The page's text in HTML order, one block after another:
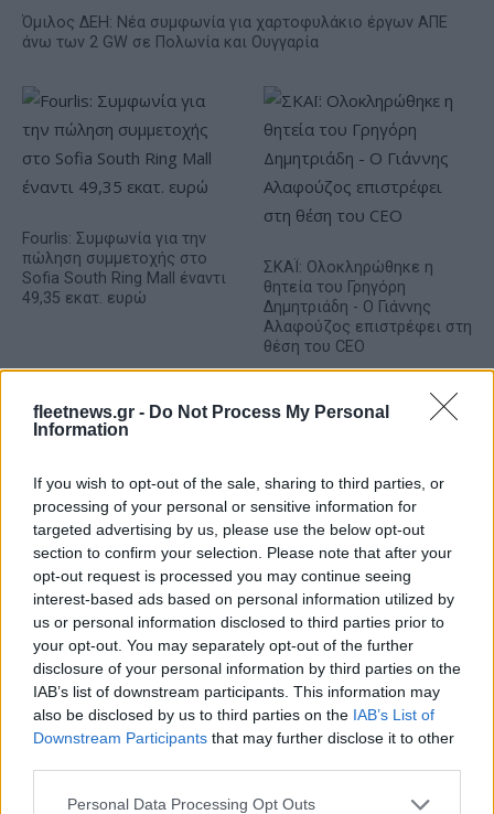
fleetnews.gr - Do Not Process My Personal
Information
If you wish to opt-out of the sale, sharing to third parties, or
processing of your personal or sensitive information for
targeted advertising by us, please use the below opt-out
section to confirm your selection. Please note that after your
opt-out request is processed you may continue seeing
interest-based ads based on personal information utilized by
us or personal information disclosed to third parties prior to
your opt-out. You may separately opt-out of the further
disclosure of your personal information by third parties on the
IAB’s list of downstream participants. This information may
also be disclosed by us to third parties on the IAB’s List of
Downstream Participants that may further disclose it to other
Please note that this website/app uses one or more Google
Personal Data Processing Opt Outs
Όμιλος ΔΕΗ: Νέα συμφωνία για χαρτοφυλάκιο έργων ΑΠΕ
άνω των 2 GW σε Πολωνία και Ουγγαρία
Fourlis: Συμφωνία για την
πώληση συμμετοχής στο
Sofia South Ring Mall έναντι
49,35 εκατ. ευρώ
ΣΚΑΪ: Ολοκληρώθηκε η
θητεία του Γρηγόρη
Δημητριάδη - Ο Γιάννης
Αλαφούζος επιστρέφει στη
θέση του CEO
Media: Με ενίσχυση 8 εκατ. ευρώ σε 451 επιχειρήσεις
ξεκίνησε το πρόγραμμα στήριξης- Κάλυψη εισφορών
ΕΔΟΕΑΠ
Η Toyota φέρνει νέα γενιά
μπαταριών για τα υβριδικά
Σε κινεζική… πολιορκία η
ευρωπαϊκή